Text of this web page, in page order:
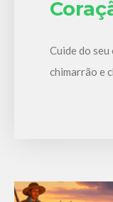
Cuide do
chimarrão e